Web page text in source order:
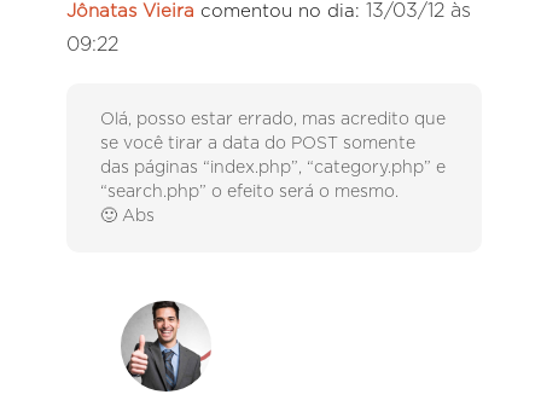
Jônatas Vieira comentou no dia: 13/03/12 às
09:22
Olá, posso estar errado, mas acredito que
se você tirar a data do POST somente
das páginas “index.php”, “category.php” e
“search.php” o efeito será o mesmo.
🙂 Abs